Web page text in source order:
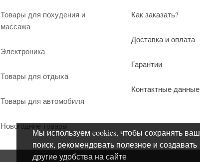
Товары для похудения и
массажа
Электроника
Товары для отдыха
Товары для автомобиля
Новогодние товары
Как заказать?
Доставка и оплата
Гарантии
Контактные данные
Мы используем cookies, чтобы сохранять ваш
поиск, рекомендовать полезное и создавать
другие удобства на сайте